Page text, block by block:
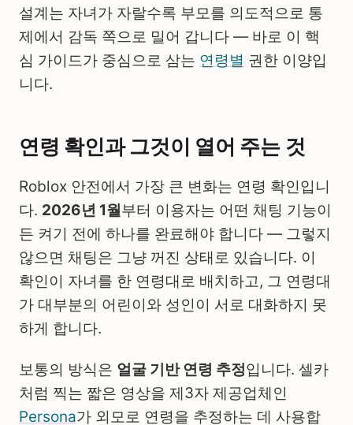
설계는 자녀가 자랄수록 부모를 의도적으로 통
제에서 감독 쪽으로 밀어 갑니다 — 바로 이 핵
심 가이드가 중심으로 삼는 연령별 권한 이양입
니다.
연령 확인과 그것이 열어 주는 것
Roblox 안전에서 가장 큰 변화는 연령 확인입니
다. 2026년 1월부터 이용자는 어떤 채팅 기능이
든 켜기 전에 하나를 완료해야 합니다 — 그렇지
않으면 채팅은 그냥 꺼진 상태로 있습니다. 이
확인이 자녀를 한 연령대로 배치하고, 그 연령대
가 대부분의 어린이와 성인이 서로 대화하지 못
하게 합니다.
보통의 방식은 얼굴 기반 연령 추정입니다. 셀카
처럼 찍는 짧은 영상을 제3자 제공업체인
Persona가 외모로 연령을 추정하는 데 사용합